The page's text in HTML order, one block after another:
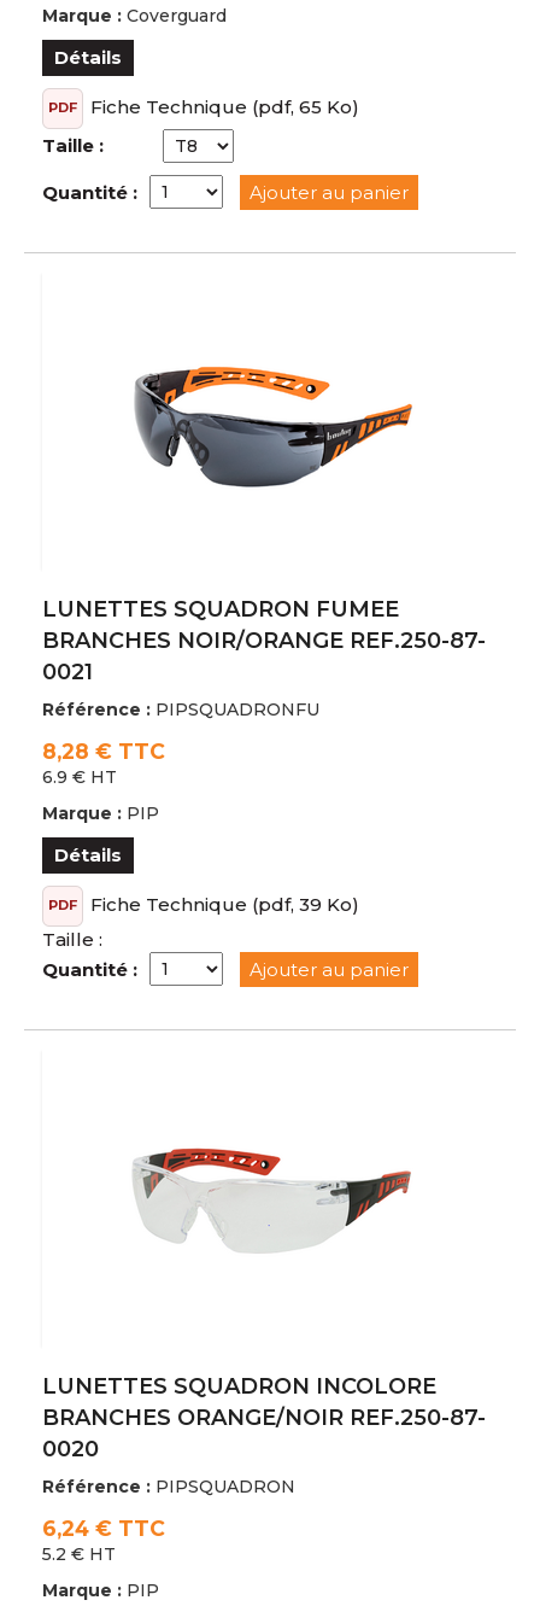
Marque : Coverguard
Détails
PDF Fiche Technique (pdf, 65 Ko)
Taille :
Quantité : Ajouter au panier
LUNETTES SQUADRON FUMEE
BRANCHES NOIR/ORANGE REF.250-87-
0021
Référence : PIPSQUADRONFU
8,28 € TTC
6.9 € HT
Marque : PIP
Détails
PDF Fiche Technique (pdf, 39 Ko)
Taille :
Quantité :
Ajouter au panier
LUNETTES SQUADRON INCOLORE
BRANCHES ORANGE/NOIR REF.250-87-
0020
Référence : PIPSQUADRON
6,24 € TTC
5.2 € HT
Marque : PIP